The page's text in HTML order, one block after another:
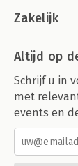
Zakelijk
Altijd op
Schrijf u in
met
events en